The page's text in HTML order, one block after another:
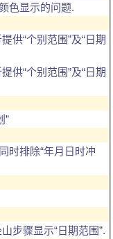
色显示的问题.
供“个别范围”及“日期
供“个别范围”及“日期
”
时排除“年月日时冲
步骤显示“日期范围”.